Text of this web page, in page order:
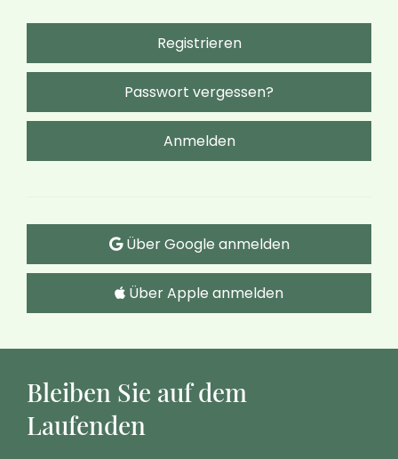
Registrieren
Passwort vergessen?
Anmelden
Über Google anmelden
Über Apple anmelden
Bleiben Sie auf dem
Laufenden